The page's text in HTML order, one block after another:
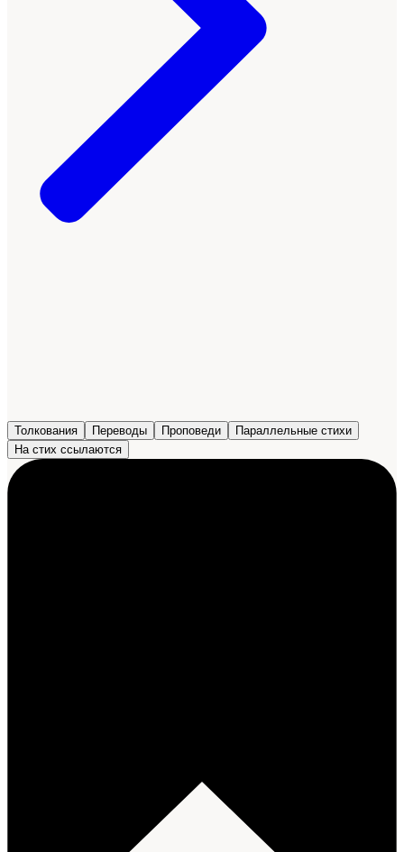
Толкования Переводы Проповеди
Параллельные стихи
На стих ссылаются